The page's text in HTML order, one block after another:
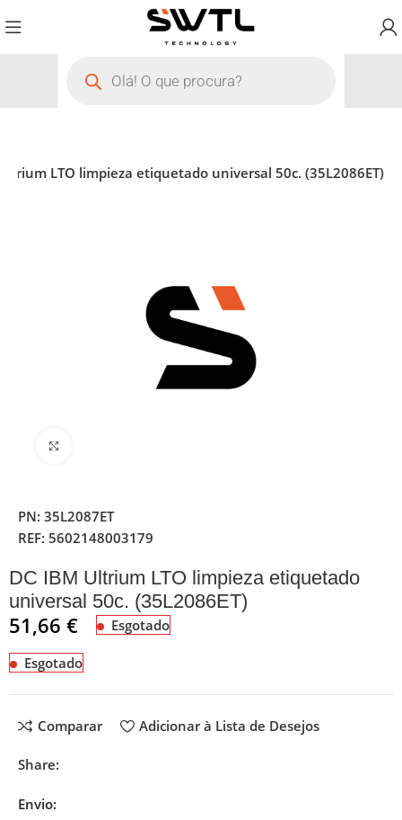
LTO limpieza etiquetado universal 50c. (35L2086ET)
PN:35L2087ET
REF:5602148003179
DC IBM Ultrium LTO limpieza etiquetado
universal 50c. (35L2086ET)
51,66€ Esgotado
Esgotado
Comparar Adicionar à Lista de Desejos
Share:
Envio: